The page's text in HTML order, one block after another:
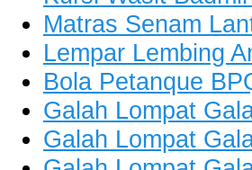
Matras Senam
Lempar Lembing
Bola Petanque
Galah Lompat
Galah Lompat